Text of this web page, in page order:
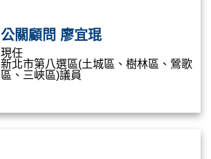
公關顧問 廖宜琨
現任
新北市第八選區(土城區、樹林區、鶯歌
區、三峽區)議員